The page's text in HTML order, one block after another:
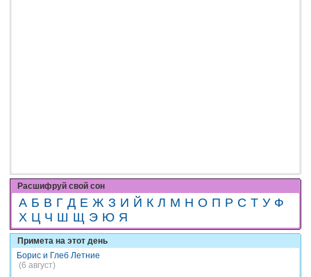
Расшифруй свой сон
А Б В Г Д Е Ж З И Й К Л М Н О П Р С Т У Ф
Х Ц Ч Ш Щ Э Ю Я
Примета на этот день
Борис и Глеб Летние
(6 август)